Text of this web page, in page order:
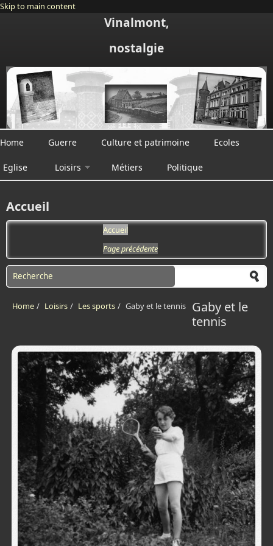
Skip to main content
Vinalmont,
nostalgie
Home Guerre Culture et patrimoine Ecoles
Eglise Loisirs Métiers Politique
Accueil
Accueil
Page précédente
Search form
Home / Loisirs / Les sports / Gaby et le tennis
Gaby et le
tennis